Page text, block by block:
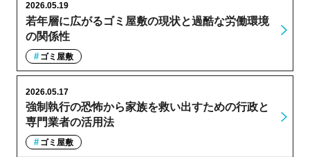
若年層に広がるゴミ屋敷の現状と過酷な労働環境
の関係性
2026.05.19
ゴミ屋敷
強制執行の恐怖から家族を救い出すための行政と
専門業者の活用法
2026.05.17
ゴミ屋敷